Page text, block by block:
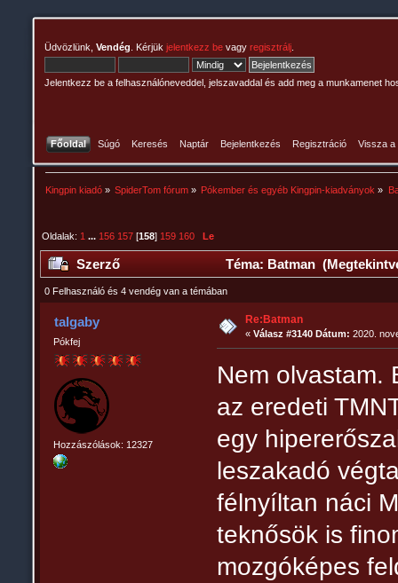
Üdvözlünk, Vendég . Kérjük jelentkezz bevagy regisztrálj.
Jelentkezz be a felhasználóneveddel, jelszavaddal és add meg a munkamenet
Főoldal Súgó Keresés Naptár Bejelentkezés Regisztráció Vissza a
Kingpin kiadó» SpiderTom fórum » Pókember és egyéb Kingpin-kiadványok »
Oldalak: 1 ... 156 157[158] 159 160 Le
Szerző Téma: Batman
0 Felhasználó és 4 vendég van a témában
talgaby
Pókfej
Hozzászólások: 12327
Re:Batman
«Válasz #3140 Dátum: 2020.
Nem olvastam.
az eredeti
egy
leszakadó
félnyíltan náci
teknősök is
mozgóképes